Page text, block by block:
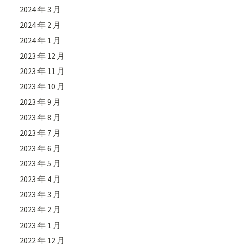
2024 年 3 月
2024 年 2 月
2024 年 1 月
2023 年 12 月
2023 年 11 月
2023 年 10 月
2023 年 9 月
2023 年 8 月
2023 年 7 月
2023 年 6 月
2023 年 5 月
2023 年 4 月
2023 年 3 月
2023 年 2 月
2023 年 1 月
2022 年 12 月